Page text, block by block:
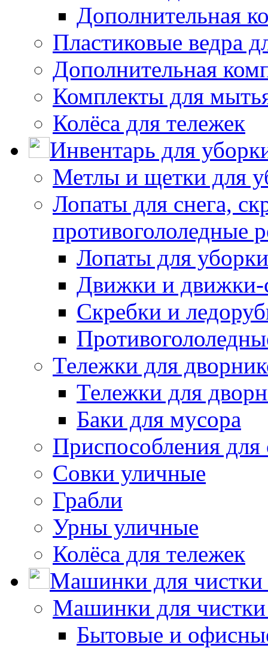
Дополнительная
Пластиковые ведра
Дополнительная
Комплекты для
Колёса для тележек
Инвентарь для
Метлы и щетки для
Лопаты для снега,
противогололедные
Лопаты для
Движки и движки-
Скребки и
Тележки для
Тележки для
Баки для мусора
Приспособления для
Совки уличные
Грабли
Урны уличные
Колёса для тележек
Машинки для чистки
Машинки для
Бытовые и